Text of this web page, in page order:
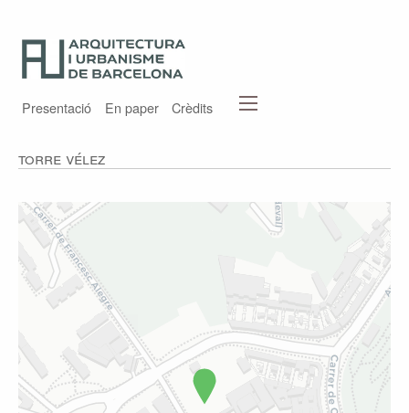
Presentació En paper Crèdits
Torre Vélez